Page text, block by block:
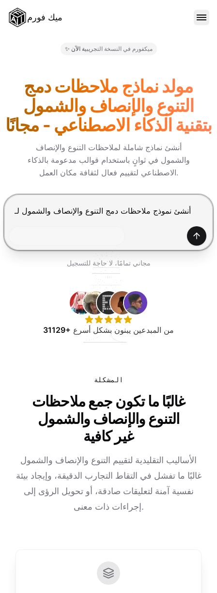
ميك فورم
المدونة
الأسعار
✨ ميكفورم في النسخة التجريبية الآن
مولد نماذج ملاحظات دمج
التنوع والإنصاف والشمول
بتقنية الذكاء الاصطناعي - مجانًا
أنشئ نماذج شاملة لملاحظات التنوع والإنصاف
والشمول في ثوانٍ باستخدام قوالب مدعومة بالذكاء
الاصطناعي لتقييم فعال لثقافة مكان العمل.
اضغط Enter للإرسال، Shift+Enter لإضافة سطر جديد
إنشاء
مجاني تمامًا، لا حاجة للتسجيل
31129+ من المبدعين يبنون بشكل أسرع
المشكلة
غالبًا ما تكون جمع ملاحظات
التنوع والإنصاف والشمول
غير كافية
الأساليب التقليدية لتقييم التنوع والإنصاف والشمول
غالبًا ما تفشل في التقاط التجارب الدقيقة، وإيجاد بيئة
نفسية آمنة لتعليقات صادقة، أو تحويل الرؤى إلى
إجراءات ذات معنى.